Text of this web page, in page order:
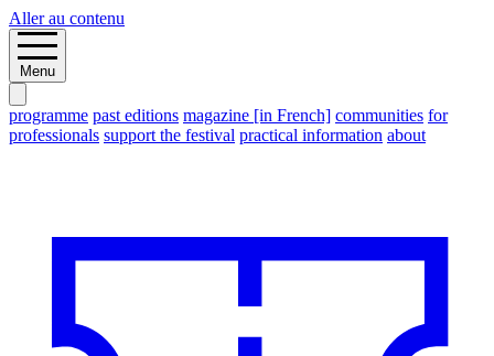
Aller au contenu
Menu
programme past editions magazine [in French] communities for
professionals support the festival practical information about